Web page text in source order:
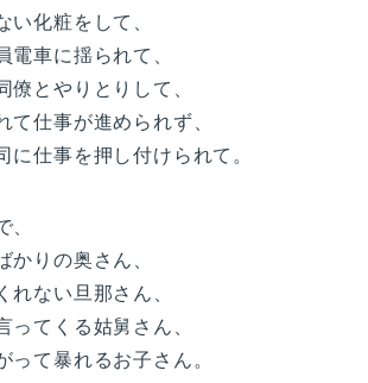
い化粧をして、
電車に揺られて、
僚とやりとりして、
て仕事が進められず、
に仕事を押し付けられて。
、
かりの奥さん、
れない旦那さん、
ってくる姑舅さん、
って暴れるお子さん。